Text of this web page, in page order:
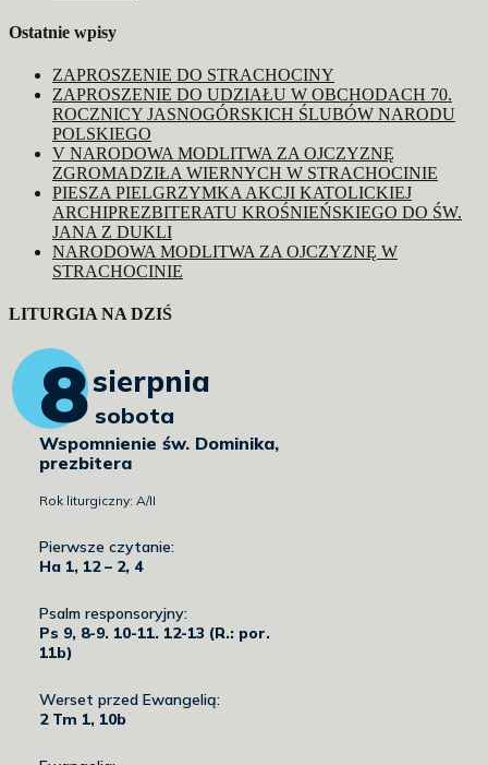
Ostatnie wpisy
ZAPROSZENIE DO STRACHOCINY
ZAPROSZENIE DO UDZIAŁU W OBCHODACH 70.
ROCZNICY JASNOGÓRSKICH ŚLUBÓW NARODU
POLSKIEGO
V NARODOWA MODLITWA ZA OJCZYZNĘ
ZGROMADZIŁA WIERNYCH W STRACHOCINIE
PIESZA PIELGRZYMKA AKCJI KATOLICKIEJ
ARCHIPREZBITERATU KROŚNIEŃSKIEGO DO ŚW.
JANA Z DUKLI
NARODOWA MODLITWA ZA OJCZYZNĘ W
STRACHOCINIE
LITURGIA NA DZIŚ